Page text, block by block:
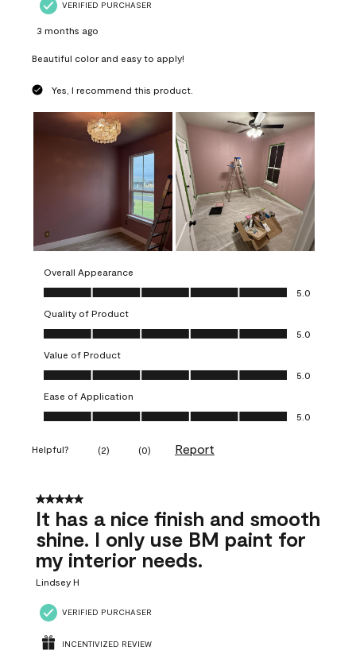
VERIFIED PURCHASER
3 months ago
Beautiful color and easy to apply!
Yes, I recommend this product.
Overall Appearance
Overall Appearance, 5.0 out of 5
5.0
Quality of Product
Quality of Product, 5.0 out of 5
5.0
Value of Product
Value of Product, 5.0 out of 5
5.0
Ease of Application
Ease of Application, 5.0 out of 5
5.0
Helpful? (2) (0) Report
5 out of 5 stars.
It has a nice finish and smooth
shine. I only use BM paint for
my interior needs.
Lindsey H
VERIFIED PURCHASER
INCENTIVIZED REVIEW